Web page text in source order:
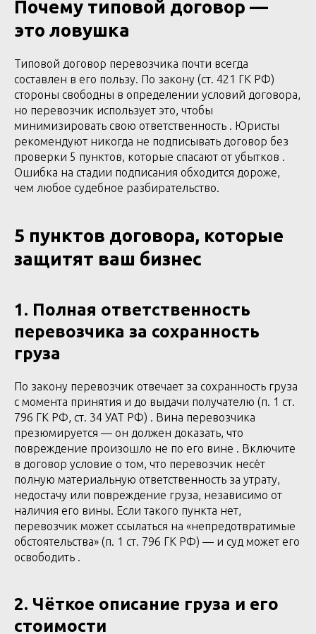
Почему типовой договор —
это ловушка
Типовой договор перевозчика почти всегда
составлен в его пользу. По закону (ст. 421 ГК РФ)
стороны свободны в определении условий договора,
но перевозчик использует это, чтобы
минимизировать свою ответственность . Юристы
рекомендуют никогда не подписывать договор без
проверки 5 пунктов, которые спасают от убытков .
Ошибка на стадии подписания обходится дороже,
чем любое судебное разбирательство.
5 пунктов договора, которые
защитят ваш бизнес
1. Полная ответственность
перевозчика за сохранность
груза
По закону перевозчик отвечает за сохранность груза
с момента принятия и до выдачи получателю (п. 1 ст.
796 ГК РФ, ст. 34 УАТ РФ) . Вина перевозчика
презюмируется — он должен доказать, что
повреждение произошло не по его вине . Включите
в договор условие о том, что перевозчик несёт
полную материальную ответственность за утрату,
недостачу или повреждение груза, независимо от
наличия его вины. Если такого пункта нет,
перевозчик может ссылаться на «непредотвратимые
обстоятельства» (п. 1 ст. 796 ГК РФ) — и суд может его
освободить .
2. Чёткое описание груза и его
стоимости